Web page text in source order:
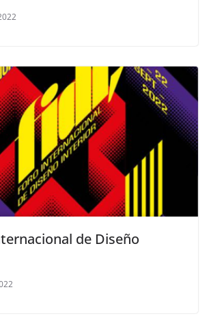
de Diseño